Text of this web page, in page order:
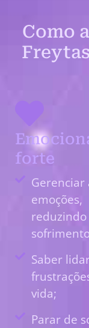
Como
forte
Gerenciar
emoções,
reduzindo
Saber
vida;
Parar de